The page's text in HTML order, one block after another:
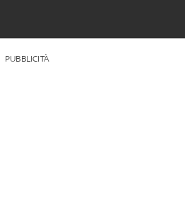
PUBBLICITÀ